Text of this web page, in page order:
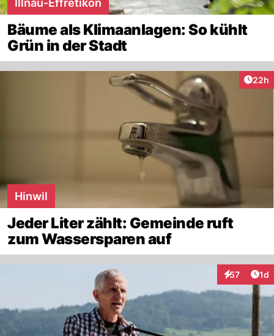
Illnau-Effretikon
Bäume als Klimaanlagen: So kühlt
Grün in der Stadt
22h
Hinwil
Jeder Liter zählt: Gemeinde ruft
zum Wassersparen auf
57 1d